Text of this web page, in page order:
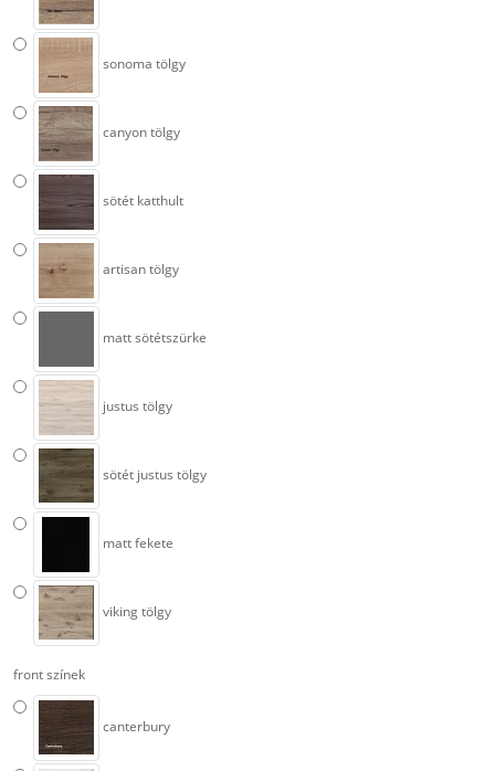
sonoma tölgy
canyon tölgy
sötét katthult
artisan tölgy
matt sötétszürke
justus tölgy
sötét justus tölgy
matt fekete
viking tölgy
front színek
canterbury